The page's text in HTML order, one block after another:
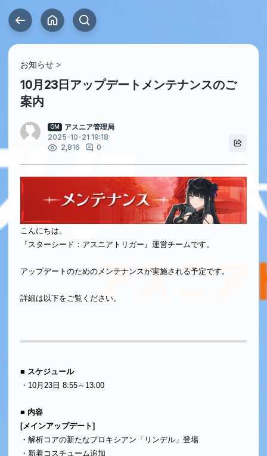
お知らせ
10月23日アップデートメンテナンスのご
案内
GM
アスニア管理局
2025-10-21 19:18
2,816
0
こんにちは。
『スターシード：アスニアトリガー』運営チームです。
アップデートのためのメンテナンスが実施される予定です。
詳細は以下をご覧ください。
■ スケジュール
・10月23日 8:55～13:00
■ 内容
[メインアップデート]
・解析コアの新たなプロキシアン「リンデル」登場
・新着コスチューム追加